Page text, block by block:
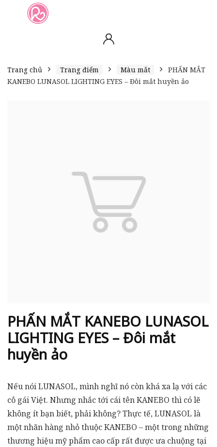
Trang chủ Trang điểm Màu mắt
PHẤN MẮT
KANEBO LUNASOL LIGHTING EYES – Đôi mắt huyền ảo
PHẤN MẮT KANEBO LUNASOL
LIGHTING EYES – Đôi mắt
huyền ảo
Nếu nói LUNASOL, mình nghĩ nó còn khá xa lạ với các
cô gái Việt. Nhưng nhắc tới cái tên KANEBO thì có lẽ
không ít bạn biết, phải không? Thực tế, LUNASOL là
một nhãn hàng nhỏ thuộc KANEBO – một trong những
thương hiệu mỹ phẩm cao cấp rất được ưa chuộng tại